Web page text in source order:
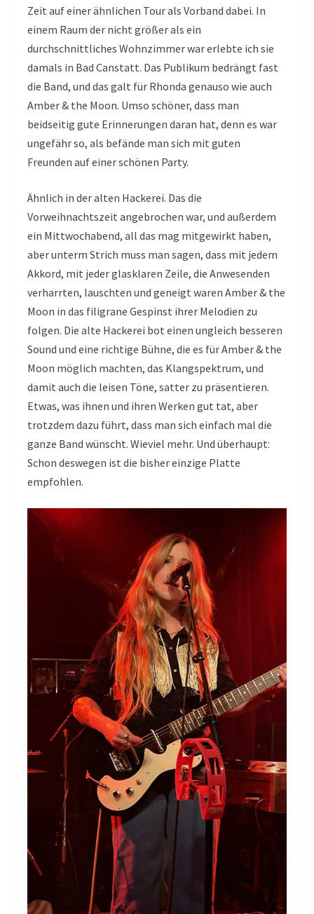
Zeit auf einer ähnlichen Tour als Vorband dabei. In
einem Raum der nicht größer als ein
durchschnittliches Wohnzimmer war erlebte ich sie
damals in Bad Canstatt. Das Publikum bedrängt fast
die Band, und das galt für Rhonda genauso wie auch
Amber & the Moon. Umso schöner, dass man
beidseitig gute Erinnerungen daran hat, denn es war
ungefähr so, als befände man sich mit guten
Freunden auf einer schönen Party.
Ähnlich in der alten Hackerei. Das die
Vorweihnachtszeit angebrochen war, und außerdem
ein Mittwochabend, all das mag mitgewirkt haben,
aber unterm Strich muss man sagen, dass mit jedem
Akkord, mit jeder glasklaren Zeile, die Anwesenden
verharrten, lauschten und geneigt waren Amber & the
Moon in das filigrane Gespinst ihrer Melodien zu
folgen. Die alte Hackerei bot einen ungleich besseren
Sound und eine richtige Bühne, die es für Amber & the
Moon möglich machten, das Klangspektrum, und
damit auch die leisen Töne, satter zu präsentieren.
Etwas, was ihnen und ihren Werken gut tat, aber
trotzdem dazu führt, dass man sich einfach mal die
ganze Band wünscht. Wieviel mehr. Und überhaupt:
Schon deswegen ist die bisher einzige Platte
empfohlen.